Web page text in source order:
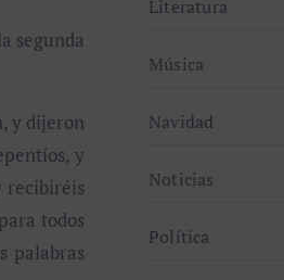
segunda
y dijeron
y
recibiréis
todos
palabras
Literatura
Música
Navidad
Noticias
Política